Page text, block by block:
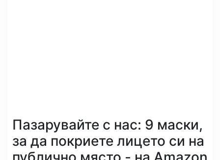
Пазарувайте с нас: 9 маски,
за да покриете лицето си на